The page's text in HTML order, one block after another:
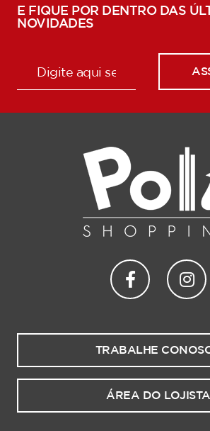
E FIQUE POR DENTRO DAS
NOVIDADES
TRABALHE
ÁREA DO LOJISTA